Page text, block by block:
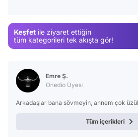
Keşfet ile ziyaret ettiğin
tüm kategorileri tek akışta gör!
Emre Ş.
Onedio Üyesi
Arkadaşlar bana sövmeyin, annem çok
Tüm içerikleri